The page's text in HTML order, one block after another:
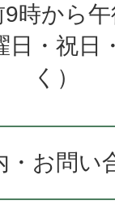
時から午
日・祝日
く）
・お問い